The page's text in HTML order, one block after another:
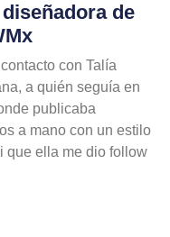
de
con Talía
a quién seguía en
publicaba
a mano con un estilo
que ella me dio follow